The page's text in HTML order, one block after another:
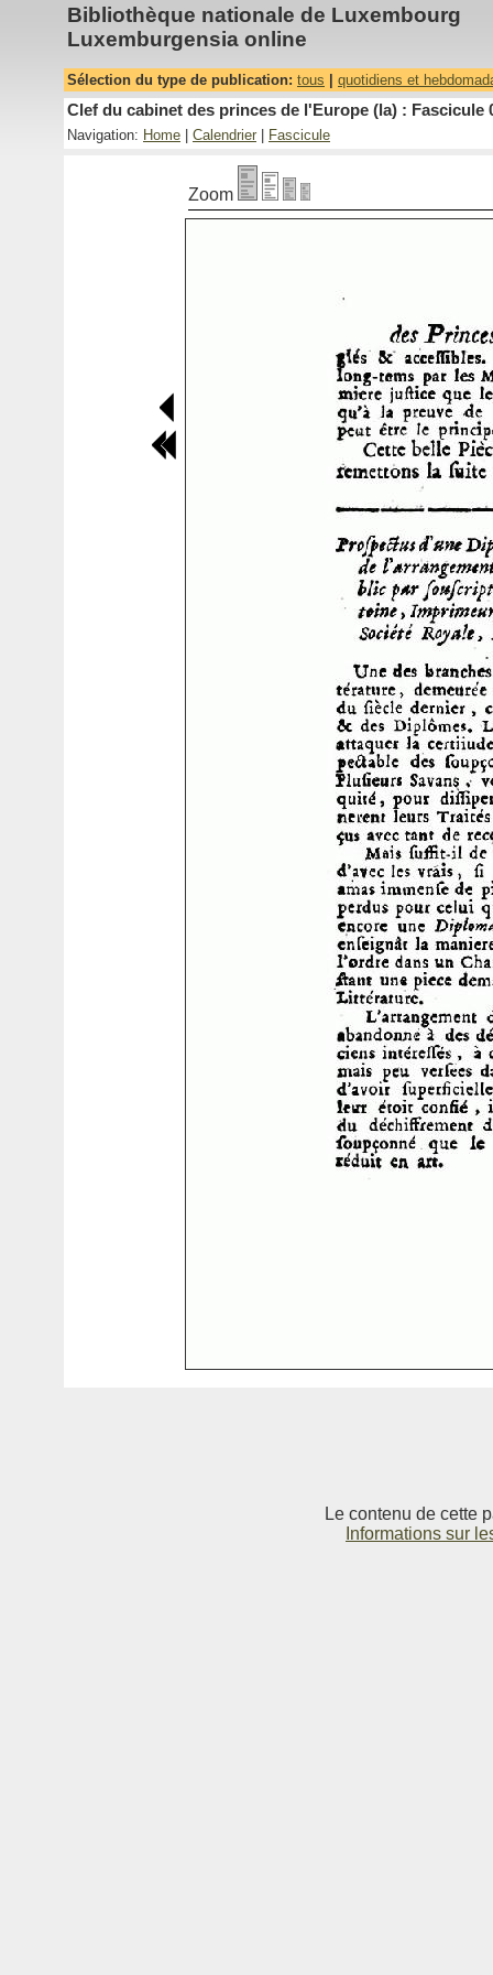
Bibliothèque nationale de Luxembourg
Luxemburgensia online
Sélection du type de publication: tous quotidiens et
Clef du cabinet des princes de l'Europe (la) : Fascicule
Navigation: Home Calendrier Fascicule
Zoom
Le contenu de cette
Informations sur